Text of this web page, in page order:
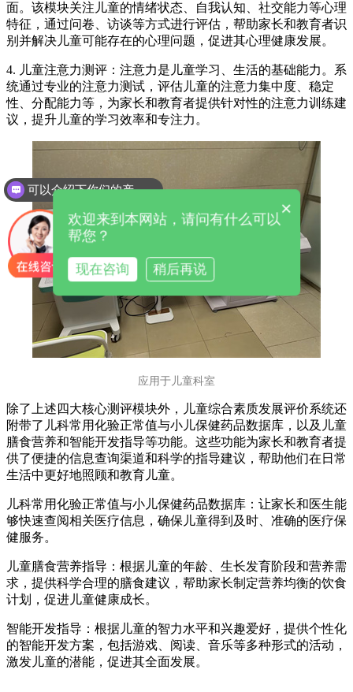
面。该模块关注儿童的情绪状态、自我认知、社交能力等心理
特征，通过问卷、访谈等方式进行评估，帮助家长和教育者识
别并解决儿童可能存在的心理问题，促进其心理健康发展。
4. 儿童注意力测评：注意力是儿童学习、生活的基础能力。系
统通过专业的注意力测试，评估儿童的注意力集中度、稳定
性、分配能力等，为家长和教育者提供针对性的注意力训练建
议，提升儿童的学习效率和专注力。
应用于儿童科室
除了上述四大核心测评模块外，儿童综合素质发展评价系统还
附带了儿科常用化验正常值与小儿保健药品数据库，以及儿童
膳食营养和智能开发指导等功能。这些功能为家长和教育者提
供了便捷的信息查询渠道和科学的指导建议，帮助他们在日常
生活中更好地照顾和教育儿童。
儿科常用化验正常值与小儿保健药品数据库：让家长和医生能
够快速查阅相关医疗信息，确保儿童得到及时、准确的医疗保
健服务。
儿童膳食营养指导：根据儿童的年龄、生长发育阶段和营养需
求，提供科学合理的膳食建议，帮助家长制定营养均衡的饮食
计划，促进儿童健康成长。
智能开发指导：根据儿童的智力水平和兴趣爱好，提供个性化
的智能开发方案，包括游戏、阅读、音乐等多种形式的活动，
激发儿童的潜能，促进其全面发展。
可以介绍下你们的产品么
×
欢迎来到本网站，请问有什么可以
帮您？
现在咨询 稍后再说